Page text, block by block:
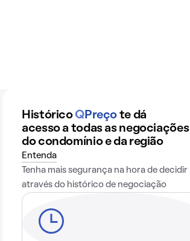
Histórico QPreço te dá
acesso a todas as negociações
do condomínio e da região
Entenda
Tenha mais segurança na hora de decidir
através do histórico de negociação